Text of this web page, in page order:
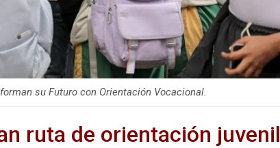
su Futuro con Orientación Vocacional.
ruta de orientación juvenil